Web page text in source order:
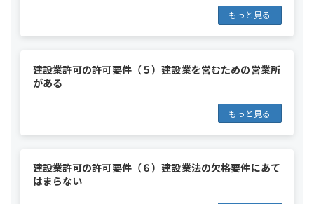
もっと見る
建設業許可の許可要件（５）建設業を営むための営業所
がある
もっと見る
建設業許可の許可要件（６）建設業法の欠格要件にあて
はまらない